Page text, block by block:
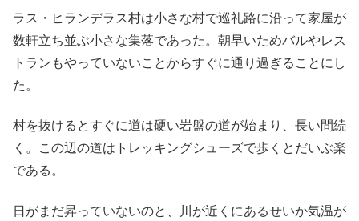
ラス・ヒランデラス村は小さな村で巡礼路に沿って家屋が
数軒立ち並ぶ小さな集落であった。朝早いためバルやレス
トランもやっていないことからすぐに通り過ぎることにし
た。
村を抜けるとすぐに道は硬い岩盤の道が始まり、長い間続
く。この辺の道はトレッキングシューズで歩くとだいぶ楽
である。
日がまだ昇っていないのと、川が近くにあるせいか気温が